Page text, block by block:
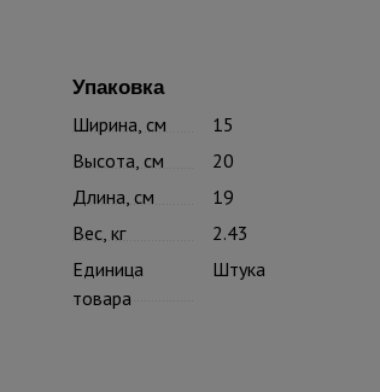
Упаковка
Ширина, см
15
Высота, см
20
Длина, см
19
Вес, кг
2.43
Единица
товара
Штука